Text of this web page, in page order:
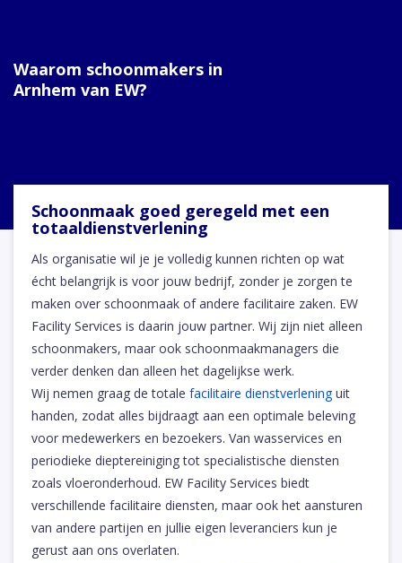
Waarom schoonmakers in
Arnhem van EW?
Schoonmaak goed geregeld met een
totaaldienstverlening
Als organisatie wil je je volledig kunnen richten op wat
écht belangrijk is voor jouw bedrijf, zonder je zorgen te
maken over schoonmaak of andere facilitaire zaken. EW
Facility Services is daarin jouw partner. Wij zijn niet alleen
schoonmakers, maar ook schoonmaakmanagers die
verder denken dan alleen het dagelijkse werk.
Wij nemen graag de totale facilitaire dienstverleninguit
handen, zodat alles bijdraagt aan een optimale beleving
voor medewerkers en bezoekers. Van wasservices en
periodieke dieptereiniging tot specialistische diensten
zoals vloeronderhoud. EW Facility Services biedt
verschillende facilitaire diensten, maar ook het aansturen
van andere partijen en jullie eigen leveranciers kun je
gerust aan ons overlaten.